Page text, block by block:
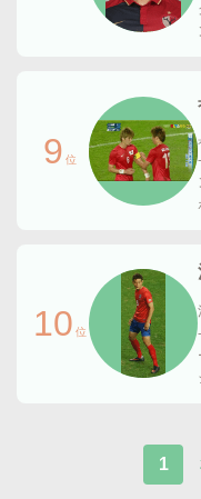
9 位
10 位
1